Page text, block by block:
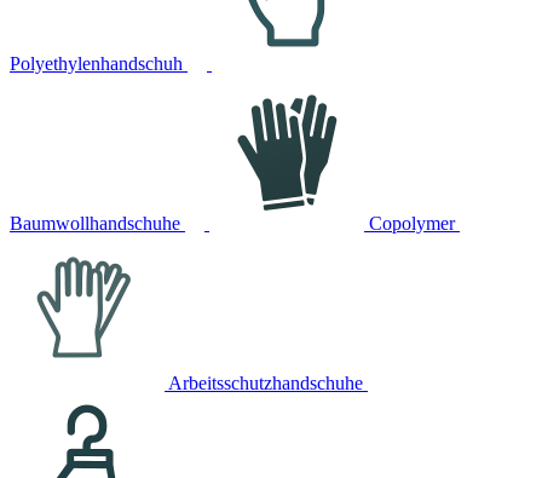
Polyethylenhandschuh
Baumwollhandschuhe Copolymer
Arbeitsschutzhandschuhe